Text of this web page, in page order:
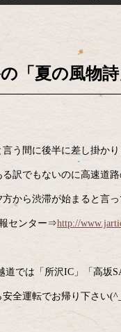
「夏の風物詩
う間に後半に差し掛かり
訳でもないのに高速道
から渋滞が始まると言
センター⇒http://
道では「所沢IC」「高坂
全運転でお帰り下さい